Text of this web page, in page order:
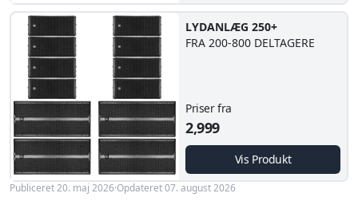
Publiceret 20. maj 2026·Opdateret 07. august 2026
LYDANLÆG 250+
FRA 200-800 DELTAGERE
Priser fra
2,999
Vis Produkt